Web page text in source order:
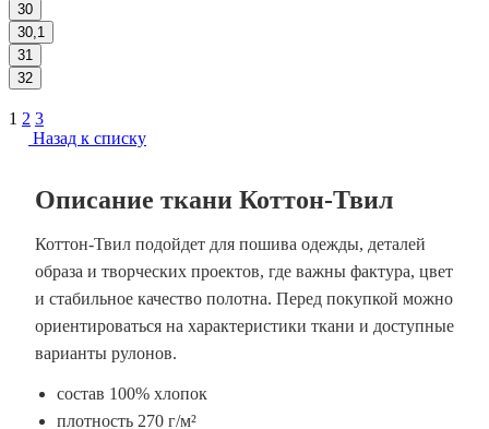
30
30,1
31
32
1 2 3
Назад к списку
Описание ткани Коттон-Твил
Коттон-Твил подойдет для пошива одежды, деталей
образа и творческих проектов, где важны фактура, цвет
и стабильное качество полотна. Перед покупкой можно
ориентироваться на характеристики ткани и доступные
варианты рулонов.
состав 100% хлопок
плотность 270 г/м²